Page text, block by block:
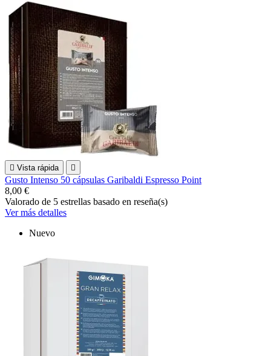
 Vista rápida 
Gusto Intenso 50 cápsulas Garibaldi Espresso Point
8,00 €
Valorado de 5 estrellas basado en reseña(s)
Ver más detalles
Nuevo